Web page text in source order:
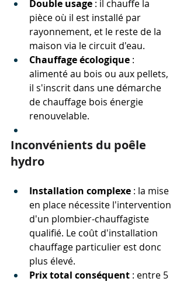
Double usage : il chauffe la
pièce où il est installé par
rayonnement, et le reste de la
maison via le circuit d'eau.
Chauffage écologique :
alimenté au bois ou aux pellets,
il s'inscrit dans une démarche
de chauffage bois énergie
renouvelable.
Inconvénients du poêle
hydro
Installation complexe : la mise
en place nécessite l'intervention
d'un plombier-chauffagiste
qualifié. Le coût d'installation
chauffage particulier est donc
plus élevé.
Prix total conséquent : entre 5